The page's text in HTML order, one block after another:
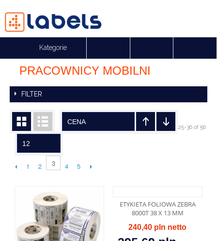
Kategorie
PRACOWNICY MOBILNI
FILTER
CENA
12
1 2 3 4 5
25-36 of 56
ETYKIETA FOLIOWA ZEBRA
8000T 38 X 13 MM
240,40 pln